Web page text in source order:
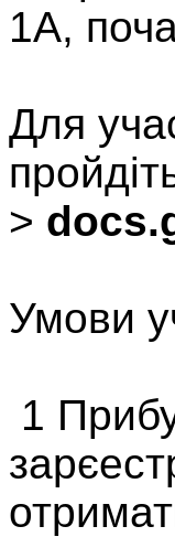
1А,
Для
>
Умови
1